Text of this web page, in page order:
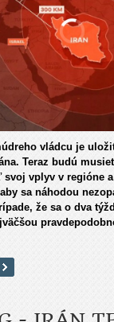
vládcu je
Teraz budú
vplyv v regióne
sa náhodou
že sa o dva